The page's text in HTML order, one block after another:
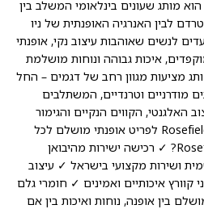
בהשראה אירופאית Rosefield הוא מותג שעונים בינלאומי המשלב בין
לבין האנרגיה האופנתית של ניו
לנשים שאוהבות עיצוב נקי, אופנתי
איכות גבוהה ונוחות מושלמת
מציעות מגוון רחב של דגמים – החל
מודרניים וטרנדיים, המשתלבים
האלגנטי, הקווים הנקיים והגימור
היוקרתי הופכים כל שעון של Rosefield לפריט אופנתי מושלם לכל
שעה ביום. למה לבחור ב-Rosefield? ✓ רכישה ישירות מהיבואן
ושירות מקצועי בישראל ✓ עיצוב
קוורץ איכותיים ואמינים ✓ חומרי גלם
בין אופנה, נוחות ואיכות בין אם